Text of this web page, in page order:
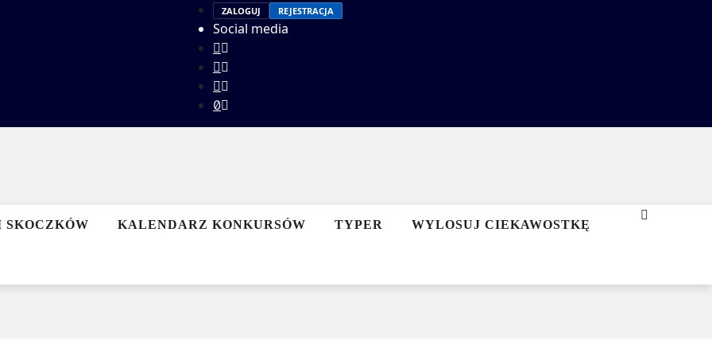
ZALOGUJ REJESTRACJA
Social media
SKOCZKÓW KALENDARZ KONKURSÓW TYPER WYLOSUJ CIEKAWOSTKĘ